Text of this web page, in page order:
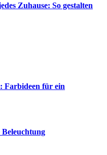
Zuhause: So gestalten
Farbideen für ein